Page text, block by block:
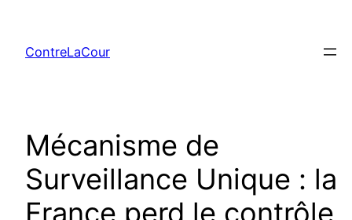
contenu
ContreLaCour
Mécanisme de
Surveillance Unique : la
France perd le contrôle